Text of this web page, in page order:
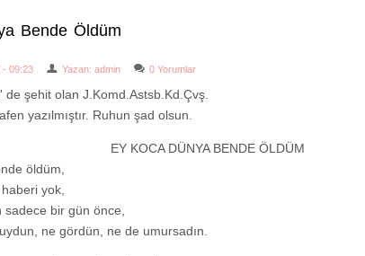
Bende Öldüm
- 09:23 Yazan: admin 0 Yorumlar
de şehit olan J.Komd.Astsb.Kd.Çvş.
yazılmıştır. Ruhun şad olsun.
EY KOCA DÜNYA BENDE ÖLDÜM
öldüm,
yok,
bir gün önce,
ne gördün, ne de umursadın.